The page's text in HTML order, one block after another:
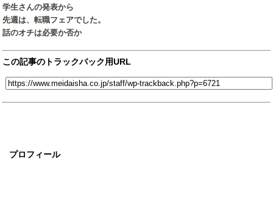
プロフィール
学生さんの発表から
先週は、転職フェアでした。
話のオチは必要か否か
この記事のトラックバック用URL